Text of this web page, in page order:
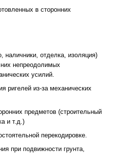
в сторонних
наличники, отделка, изоляция)
непреодолимых
усилий.
ригелей из-за механических
предметов (строительный
и т.д.)
перекодировке.
при подвижности грунта,